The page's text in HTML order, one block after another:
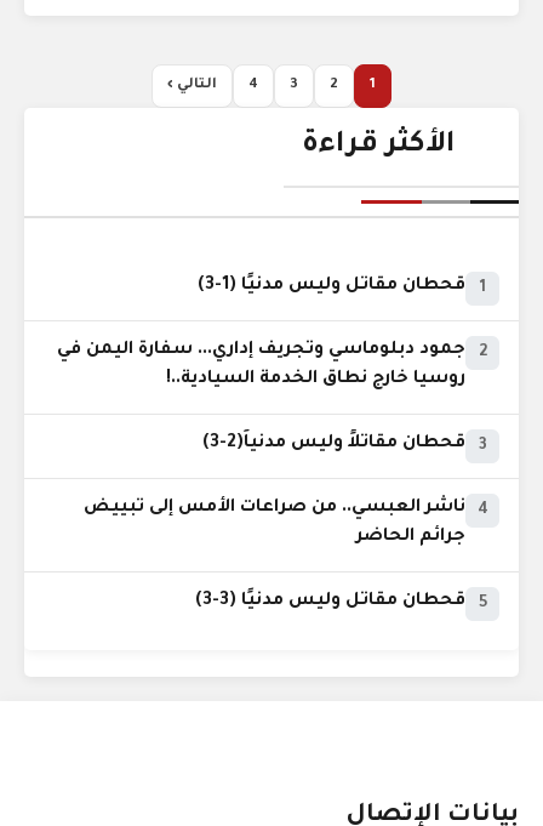
1
2
3
4 التالي ›
الأكثر قراءة
1 قحطان مقاتل وليس مدنيًا (1-3)
2
جمود دبلوماسي وتجريف إداري... سفارة اليمن في
روسيا خارج نطاق الخدمة السيادية..!
3 قحطان مقاتلاً وليس مدنياً(2-3)
4
ناشر العبسي.. من صراعات الأمس إلى تبييض
جرائم الحاضر
5 قحطان مقاتل وليس مدنيًا (3-3)
بيانات الإتصال